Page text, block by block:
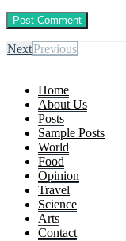
NextPrevious
Home
About Us
Posts
Sample Posts
World
Food
Opinion
Travel
Science
Arts
Contact